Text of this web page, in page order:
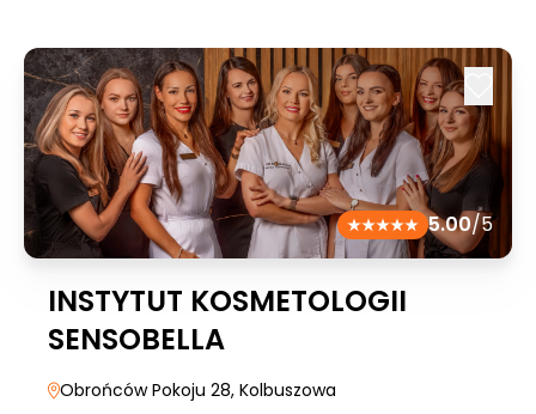
5.00/5
INSTYTUT KOSMETOLOGII
SENSOBELLA
Obrońców Pokoju 28, Kolbuszowa